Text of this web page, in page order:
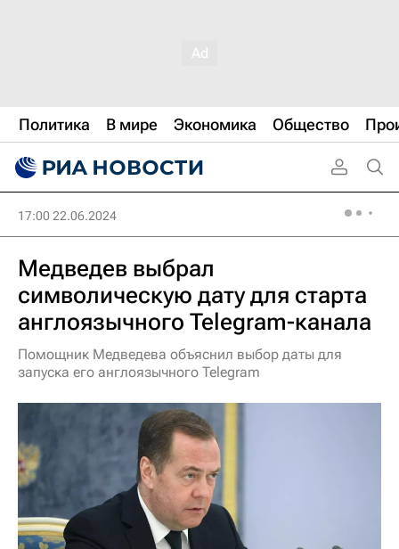
Политика В мире Экономика Общество
17:00 22.06.2024
Медведев выбрал
символическую дату для старта
англоязычного Telegram-канала
Помощник Медведева объяснил выбор даты для
запуска его англоязычного Telegram